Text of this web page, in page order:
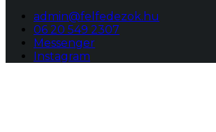
admin@felfedezok.hu
06 20 549 2307
Messenger
Instagram